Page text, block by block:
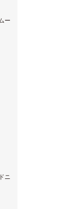
ー
ニ